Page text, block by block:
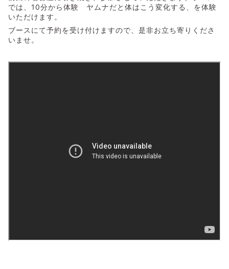
では、10分から体験 ヤムナだと体はこう変化する、を体験
いただけます。
ブースにて予約を受け付けますので、是非お立ち寄りくださ
いませ。